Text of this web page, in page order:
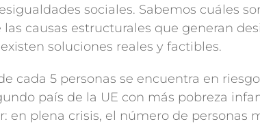
sociales. Sabemos cuáles
causas estructurales que generan
soluciones reales y factibles.
cada 5 personas se encuentra en
país de la UE con más pobreza
en plena crisis, el número de personas